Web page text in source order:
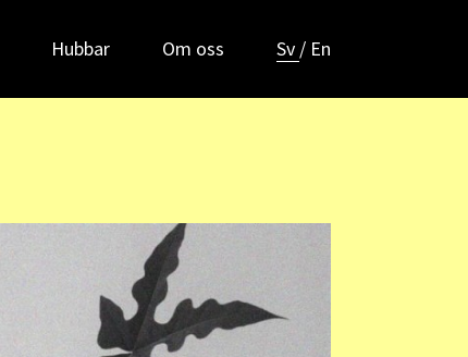
Hubbar Om oss Sv / En